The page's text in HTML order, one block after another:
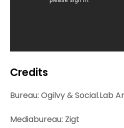
Credits
Bureau: Ogilvy & Social.Lab
Mediabureau: Zigt